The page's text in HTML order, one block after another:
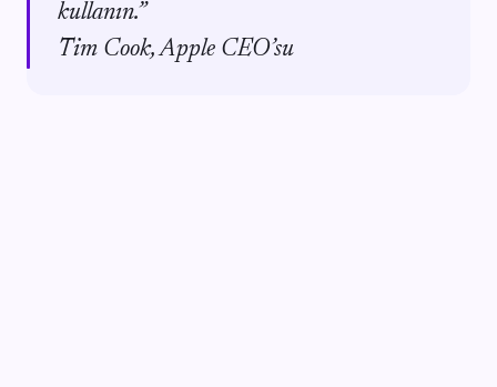
kullanın.”
Tim Cook, Apple CEO’su